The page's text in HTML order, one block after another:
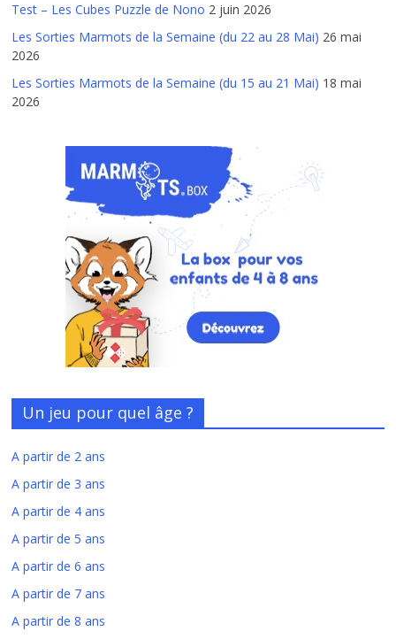
Test – Les Cubes Puzzle de Nono 2 juin 2026
Les Sorties Marmots de la Semaine (du 22 au 28 Mai) 26 mai
2026
Les Sorties Marmots de la Semaine (du 15 au 21 Mai) 18 mai
2026
Un jeu pour quel âge ?
A partir de 2 ans
A partir de 3 ans
A partir de 4 ans
A partir de 5 ans
A partir de 6 ans
A partir de 7 ans
A partir de 8 ans